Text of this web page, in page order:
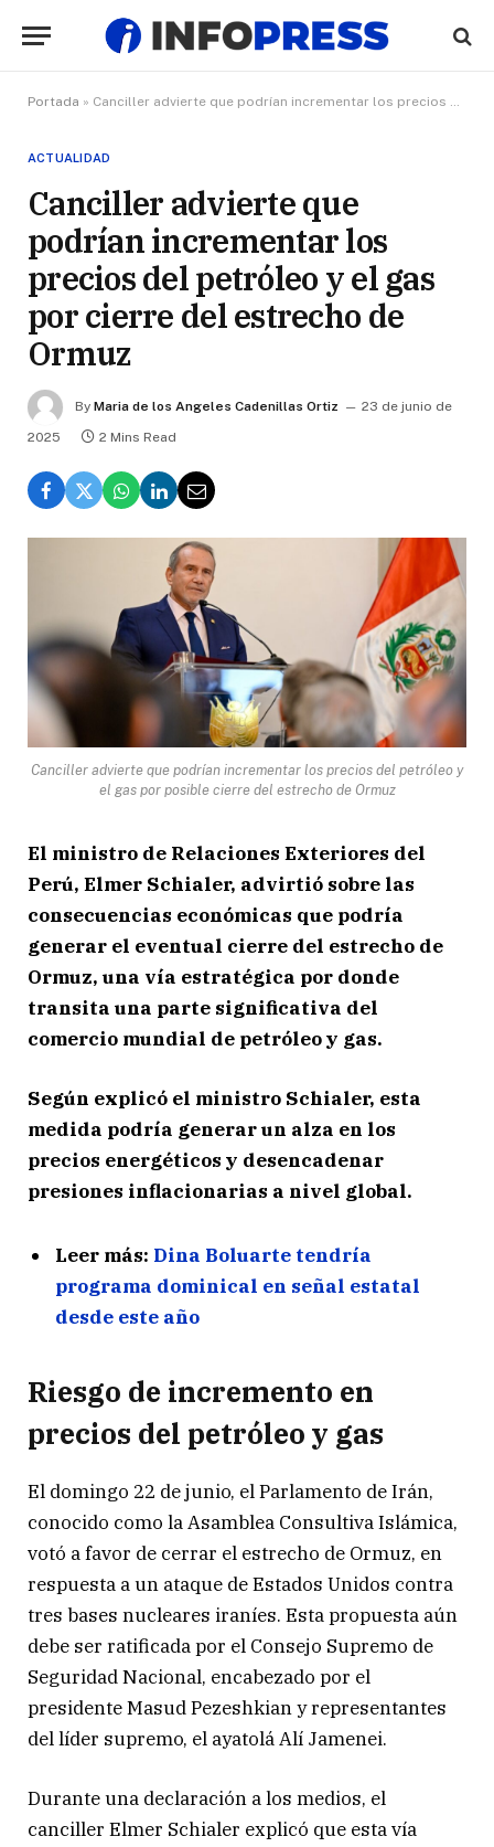
Portada » Canciller advierte que podrían incrementar los precios del petróleo y el gas por cierre del estrecho de Ormuz
ACTUALIDAD
Canciller advierte que
podrían incrementar los
precios del petróleo y el gas
por cierre del estrecho de
Ormuz
By Maria de los Angeles Cadenillas Ortiz
23 de junio de
2025
2 Mins Read
Canciller advierte que podrían incrementar los precios del petróleo y
el gas por posible cierre del estrecho de Ormuz
El ministro de Relaciones Exteriores del
Perú, Elmer Schialer, advirtió sobre las
consecuencias económicas que podría
generar el eventual cierre del estrecho de
Ormuz, una vía estratégica por donde
transita una parte significativa del
comercio mundial de petróleo y gas.
Según explicó el ministro Schialer, esta
medida podría generar un alza en los
precios energéticos y desencadenar
presiones inflacionarias a nivel global.
Leer más: Dina Boluarte tendría
programa dominical en señal estatal
desde este año
Riesgo de incremento en
precios del petróleo y gas
El domingo 22 de junio, el Parlamento de Irán,
conocido como la Asamblea Consultiva Islámica,
votó a favor de cerrar el estrecho de Ormuz, en
respuesta a un ataque de Estados Unidos contra
tres bases nucleares iraníes. Esta propuesta aún
debe ser ratificada por el Consejo Supremo de
Seguridad Nacional, encabezado por el
presidente Masud Pezeshkian y representantes
del líder supremo, el ayatolá Alí Jamenei.
Durante una declaración a los medios, el
canciller Elmer Schialer explicó que esta vía